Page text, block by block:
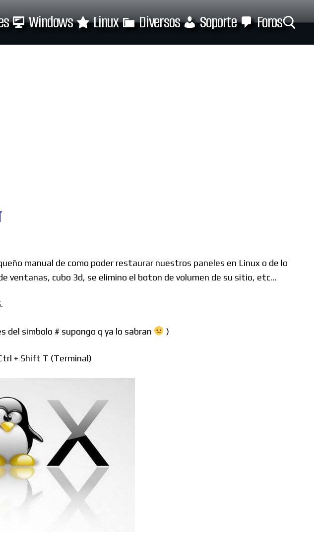
Windows Linux Diversos Soporte Foros
manual de como poder restaurar nuestros paneles en Linux o de lo
ventanas, cubo 3d, se elimino el boton de volumen de su sitio, etc…
del simbolo # supongo q ya lo sabran )
+ Shift T (Terminal)